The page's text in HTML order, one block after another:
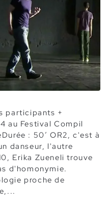
participants +
au Festival Compil
: 50’ OR2, c'est à
danseur, l'autre
Erika Zueneli trouve
d'homonymie.
proche de